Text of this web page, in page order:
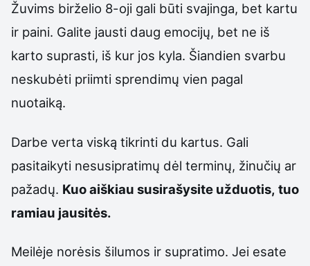
Žuvims birželio 8-oji gali būti svajinga, bet kartu
ir paini. Galite jausti daug emocijų, bet ne iš
karto suprasti, iš kur jos kyla. Šiandien svarbu
neskubėti priimti sprendimų vien pagal
nuotaiką.
Darbe verta viską tikrinti du kartus. Gali
pasitaikyti nesusipratimų dėl terminų, žinučių ar
pažadų. Kuo aiškiau susirašysite užduotis, tuo
ramiau jausitės.
Meilėje norėsis šilumos ir supratimo. Jei esate